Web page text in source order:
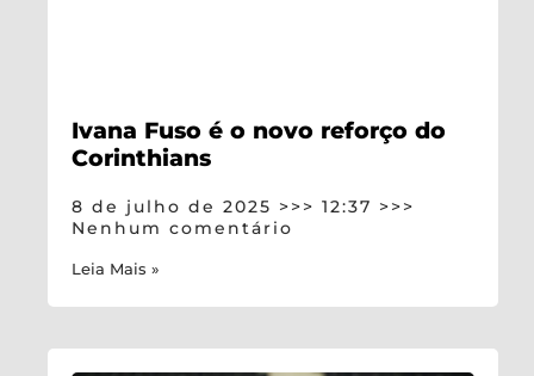
Ivana Fuso é o novo reforço do
Corinthians
8 de julho de 2025
12:37
Nenhum comentário
Leia Mais »